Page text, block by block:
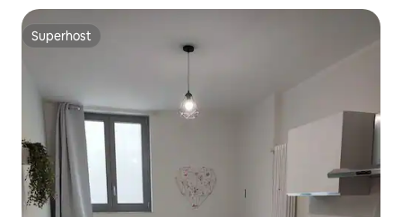
Superhost
Superhost